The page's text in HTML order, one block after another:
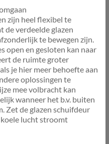
zijn heel flexibel te
de verdeelde glazen
te bewegen zijn.
open en gesloten kan naar
de ruimte groter
je hier meer behoefte aan
oplossingen te
mee volbracht kan
wanneer het b.v. buiten
Zet de glazen schuifdeur
lucht stroomt